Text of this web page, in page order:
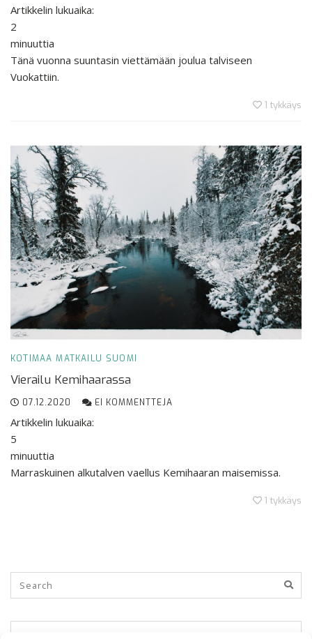
Artikkelin lukuaika:
2
minuuttia
Tänä vuonna suuntasin viettämään joulua talviseen
Vuokattiin.
1 tykkäys
KOTIMAA MATKAILU SUOMI
Vierailu Kemihaarassa
07.12.2020 EI KOMMENTTEJA
Artikkelin lukuaika:
5
minuuttia
Marraskuinen alkutalven vaellus Kemihaaran maisemissa.
1 tykkäys